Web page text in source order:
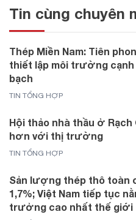
Tin cùng chuyên
Thép Miền Nam: Tiên
thiết lập môi trường cạnh
bạch
TIN TỔNG HỢP
Hội thảo nhà thầu ở Rạch
hơn với thị trường
TIN TỔNG HỢP
Sản lượng thép thô toàn
1,7%; Việt Nam tiếp tục
trưởng cao nhất thế giới